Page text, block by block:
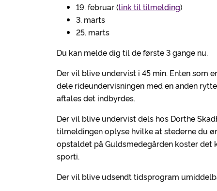
19. februar (link til tilmelding)
3. marts
25. marts
Du kan melde dig til de første 3 gange nu.
Der vil blive undervist i 45 min. Enten som
dele rideundervisningen med en anden
aftales det indbyrdes.
Der vil blive undervist dels hos Dorthe
tilmeldingen oplyse hvilke at stederne du
opstaldet på Guldsmedegården koster det
sporti.
Der vil blive udsendt tidsprogram